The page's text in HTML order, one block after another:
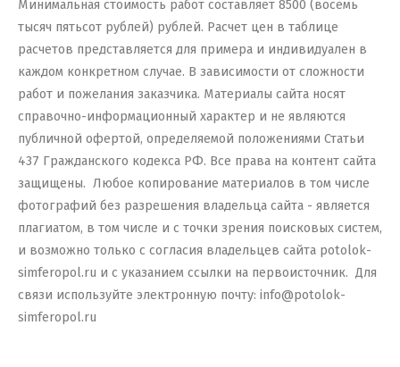
Минимальная стоимость работ составляет 8500 (восемь
тысяч пятьсот рублей) рублей. Расчет цен в таблице
расчетов представляется для примера и индивидуален в
каждом конкретном случае. В зависимости от сложности
работ и пожелания заказчика. Материалы сайта носят
справочно-информационный характер и не являются
публичной офертой, определяемой положениями Статьи
437 Гражданского кодекса РФ. Все права на контент сайта
защищены. Любое копирование материалов в том числе
фотографий без разрешения владельца сайта - является
плагиатом, в том числе и с точки зрения поисковых систем,
и возможно только с согласия владельцев сайта potolok-
simferopol.ru и с указанием ссылки на первоисточник. Для
связи используйте электронную почту: info@potolok-
simferopol.ru